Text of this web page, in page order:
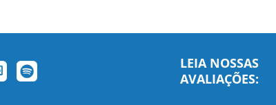
LEIA NOSSAS
AVALIAÇÕES: